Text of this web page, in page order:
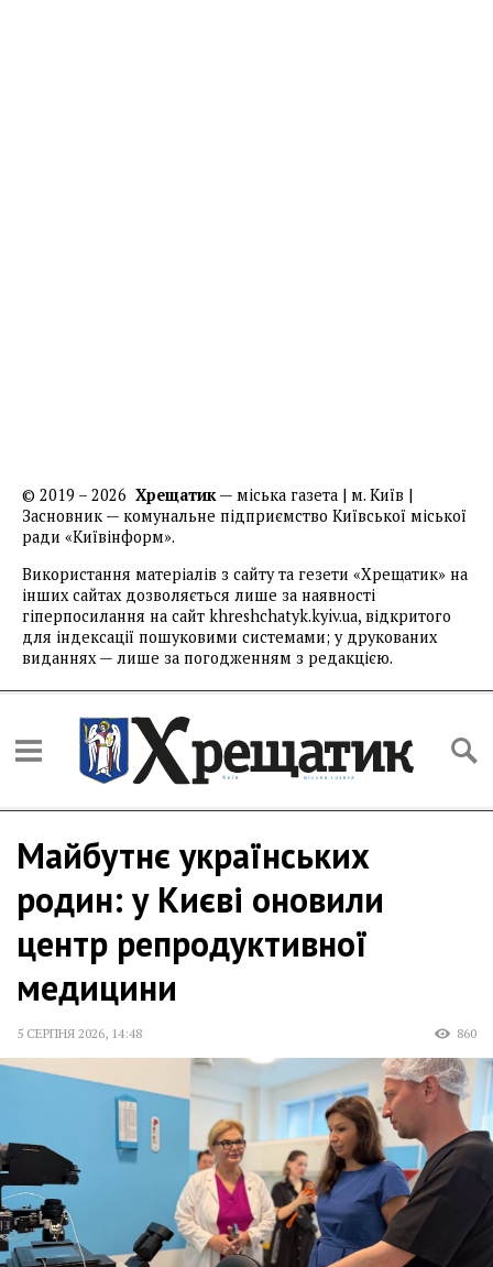
© 2019 – 2026 Хрещатик— міська газета | м. Київ |
Засновник — комунальне підприємство Київської міської
ради «Київінформ».
Використання матеріалів з сайту та гезети «Хрещатик» на
інших сайтах дозволяється лише за наявності
гіперпосилання на сайт khreshchatyk.kyiv.ua, відкритого
для індексації пошуковими системами; у друкованих
виданнях — лише за погодженням з редакцією.
Майбутнє українських
родин: у Києві оновили
центр репродуктивної
медицини
5 СЕРПНЯ 2026, 14:48 860